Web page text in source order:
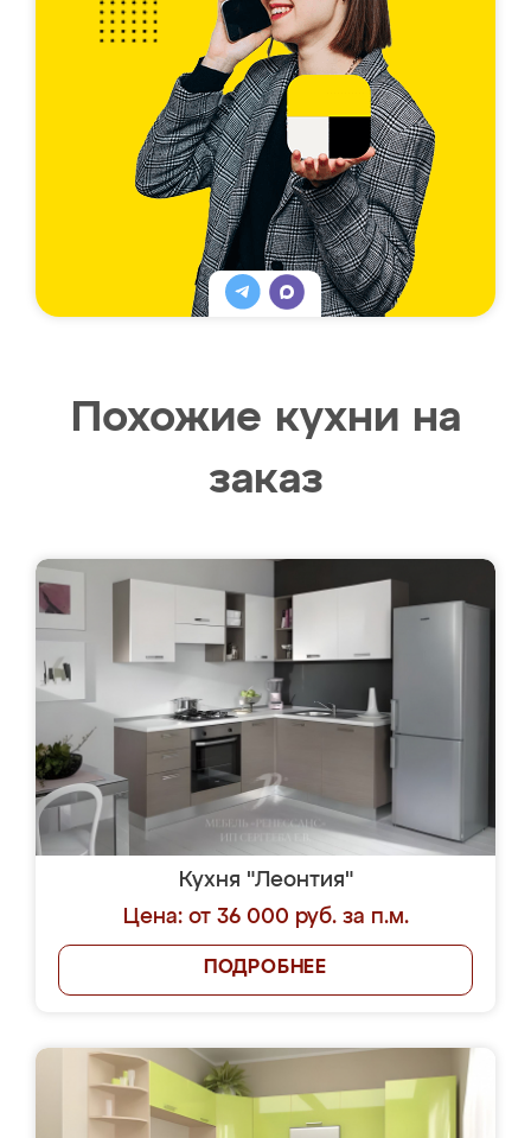
Похожие кухни на
заказ
Кухня "Леонтия"
Цена: от 36 000 руб. за п.м.
ПОДРОБНЕЕ